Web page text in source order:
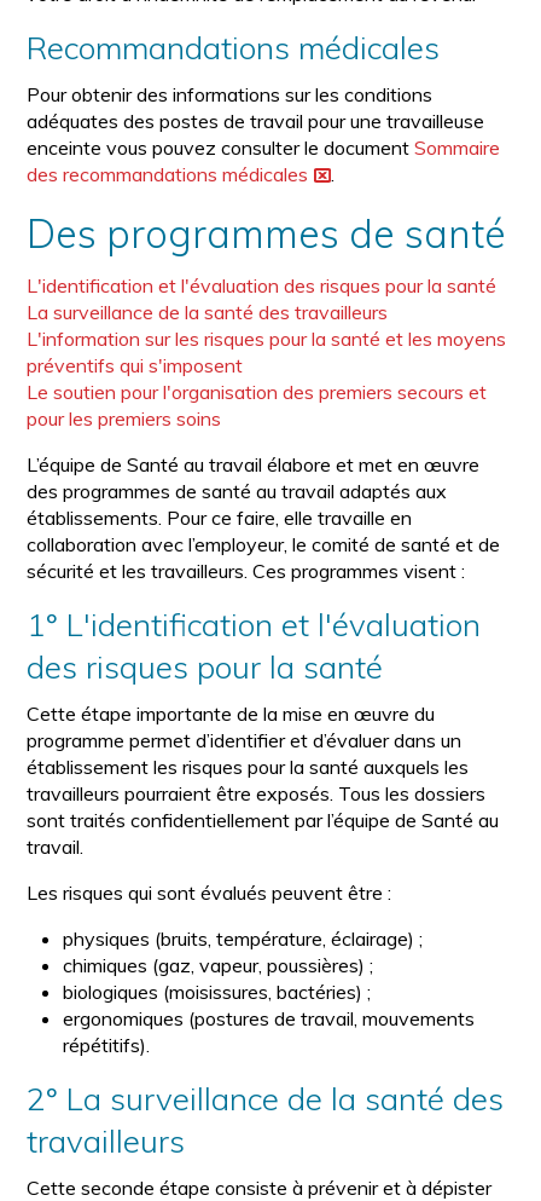
Recommandations médicales
Pour obtenir des informations sur les conditions
adéquates des postes de travail pour une travailleuse
enceinte vous pouvez consulter le documentSommaire
des recommandations médicales
.
Des programmes de santé
L'identification et l'évaluation des risques pour la santé
La surveillance de la santé des travailleurs
L'information sur les risques pour la santé et les moyens
préventifs qui s'imposent
Le soutien pour l'organisation des premiers secours et
pour les premiers soins
L’équipe de Santé au travail élabore et met en œuvre
des programmes de santé au travail adaptés aux
établissements. Pour ce faire, elle travaille en
collaboration avec l’employeur, le comité de santé et de
sécurité et les travailleurs. Ces programmes visent :
1° L'identification et l'évaluation
des risques pour la santé
Cette étape importante de la mise en œuvre du
programme permet d’identifier et d’évaluer dans un
établissement les risques pour la santé auxquels les
travailleurs pourraient être exposés. Tous les dossiers
sont traités confidentiellement par l’équipe de Santé au
travail.
Les risques qui sont évalués peuvent être :
physiques (bruits, température, éclairage) ;
chimiques (gaz, vapeur, poussières) ;
biologiques (moisissures, bactéries) ;
ergonomiques (postures de travail, mouvements
répétitifs).
2° La surveillance de la santé des
travailleurs
Cette seconde étape consiste à prévenir et à dépister